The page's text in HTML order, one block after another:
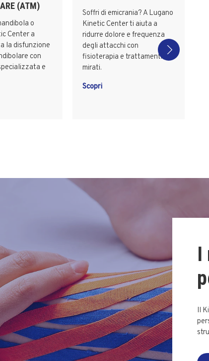
(ATM)
o
Center a
la disfunzione
con
e
Soffri di emicrania? A Lugano
Kinetic Center ti aiuta a
ridurre dolore e frequenza
degli attacchi con
fisioterapia e trattamenti
mirati.
Scopri
I
Il